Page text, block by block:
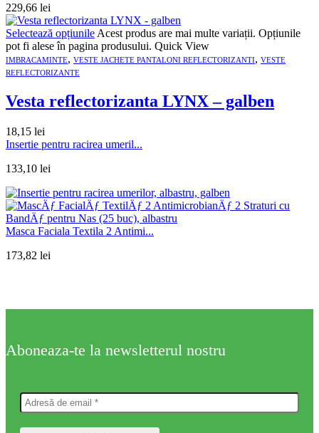
229,66 lei
Selectează opțiunile Acest produs are mai multe variații. Opțiunile
pot fi alese în pagina produsului. Quick View
IMBRACAMINTE, VESTE JACHETE PANTALONI REFLECTORIZANTI, VESTE
REFLECTORIZANTE
Vesta reflectorizanta LYNX – galben
18,15 lei
Insertie pentru racirea umeril...
133,10 lei
Masca Faciala Textila 2 Antimi...
173,82 lei
Aboneaza-te la newsletterul nostru